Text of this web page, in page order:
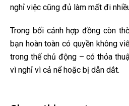
nghỉ việc cũng đủ làm mất đi
Trong bối cảnh hợp đồng còn
bạn hoàn toàn có quyền không
trong thế chủ động – có thỏa
vì nghỉ vì cả nể hoặc bị dẫn dắt.